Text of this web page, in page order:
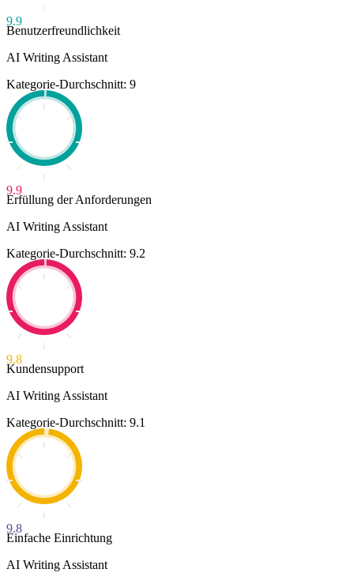
9.9
Benutzerfreundlichkeit
AI Writing Assistant
Kategorie-Durchschnitt: 9
9.9
Erfüllung der Anforderungen
AI Writing Assistant
Kategorie-Durchschnitt: 9.2
9.8
Kundensupport
AI Writing Assistant
Kategorie-Durchschnitt: 9.1
9.8
Einfache Einrichtung
AI Writing Assistant